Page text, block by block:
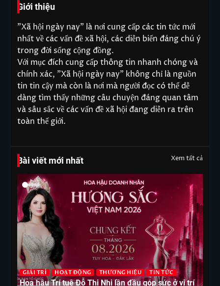
Company: United States Entertainment & Media
Address: 1101 Rue Jeanne - Mance, Montréal,
Quebec H2Z 1W8
Giới thiệu
"Xã hội ngày nay" là nơi cung cấp các tin tức mới
nhất về các vấn đề xã hội, các diễn biến đáng chú ý
trong đời sống cộng đồng.
Với mục đích cung cấp thông tin nhanh chóng và
chính xác, "Xã hội ngày nay" không chỉ là nguồn
tin tin cậy mà còn là nơi mà người đọc có thể dễ
dàng tìm thấy những câu chuyện đáng quan tâm
và sâu sắc về các vấn đề xã hội đang diễn ra trên
toàn thế giới.